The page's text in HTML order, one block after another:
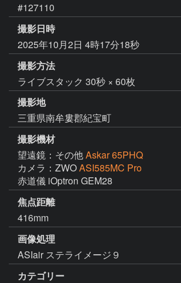
#127110
撮影日時
2025年10月2日 4時17分18秒
撮影方法
ライブスタック 30秒 × 60枚
撮影地
三重県南牟婁郡紀宝町
撮影機材
望遠鏡：その他Askar 65PHQ
カメラ：ZWOASI585MC Pro
赤道儀 iOptron GEM28
焦点距離
416mm
画像処理
ASIair ステライメージ９
カテゴリー